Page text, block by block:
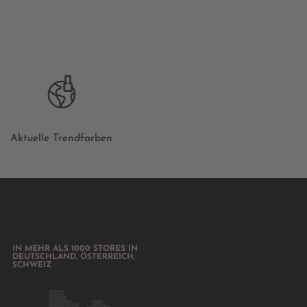
Aktuelle Trendfarben
IN MEHR ALS 1000 STORES IN
DEUTSCHLAND, ÖSTERREICH,
SCHWEIZ